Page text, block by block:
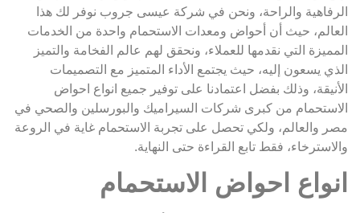
الرفاهية والراحة، ونحن في شركة عيسى جروب نوفر لك هذا
العالم، حيث أن أحواض ومعدات الاستحمام واحدة من الخدمات
المميزة التي نقدمها للعملاء، ونحقق لهم عالم الفخامة والتميز
الذي يسعون إليه، حيث يجتمع الأداء المتميز مع التصميمات
الأنيقة، وذلك بفضل اعتمادنا على توفير جميع انواع احواض
الاستحمام من كبرى شركات السيراميك والبورسلين والصحي في
مصر والعالم، ولكي تحصل على تجربة الاستحمام غاية في الروعة
والاسترخاء، فقط تابع القراءة حتى النهاية.
انواع احواض الاستحمام